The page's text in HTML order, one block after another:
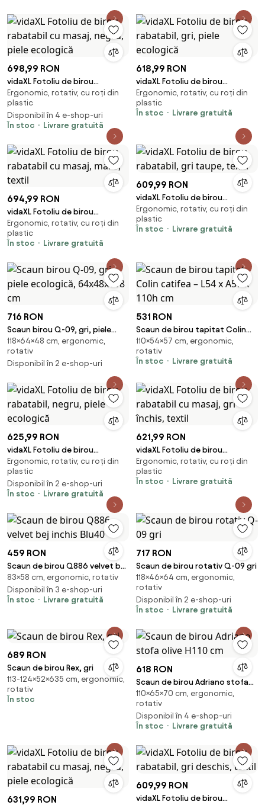
698,99 RON
vidaXL Fotoliu de birou
rabatabil cu masaj, negru, piele
ecologică
Ergonomic, rotativ, cu roți din
plastic
Disponibil în 4 e-shop-uri
În stoc
Livrare gratuită
618,99 RON
vidaXL Fotoliu de birou
rabatabil, gri, piele ecologică
Ergonomic, rotativ, cu roți din
plastic
În stoc
Livrare gratuită
694,99 RON
vidaXL Fotoliu de birou
rabatabil cu masaj, maro, textil
Ergonomic, rotativ, cu roți din
plastic
În stoc
Livrare gratuită
609,99 RON
vidaXL Fotoliu de birou
rabatabil, gri taupe, textil
Ergonomic, rotativ, cu roți din
plastic
În stoc
Livrare gratuită
716 RON
Scaun birou Q-09, gri, piele
ecologică, 64x48x118 cm
118×64×48 cm, ergonomic,
rotativ
Disponibil în 2 e-shop-uri
531 RON
Scaun de birou tapitat Colin
catifea – L54 x A57 x 110h cm
110×54×57 cm, ergonomic,
rotativ
În stoc
Livrare gratuită
625,99 RON
vidaXL Fotoliu de birou
rabatabil, negru, piele
ecologică
Ergonomic, rotativ, cu roți din
plastic
Disponibil în 2 e-shop-uri
În stoc
Livrare gratuită
621,99 RON
vidaXL Fotoliu de birou
rabatabil cu masaj, gri închis,
textil
Ergonomic, rotativ, cu roți din
plastic
În stoc
Livrare gratuită
459 RON
Scaun de birou Q886 velvet bej
inchis Blu40
83×58 cm, ergonomic, rotativ
Disponibil în 3 e-shop-uri
În stoc
Livrare gratuită
717 RON
Scaun de birou rotativ Q-09 gri
118×46×64 cm, ergonomic,
rotativ
Disponibil în 2 e-shop-uri
În stoc
Livrare gratuită
689 RON
Scaun de birou Rex, gri
113-124×52×635 cm, ergonomic,
rotativ
În stoc
618 RON
Scaun de birou Adriano stofa
olive H110 cm
110×65×70 cm, ergonomic,
rotativ
Disponibil în 4 e-shop-uri
În stoc
Livrare gratuită
631,99 RON
609,99 RON
vidaXL Fotoliu de birou